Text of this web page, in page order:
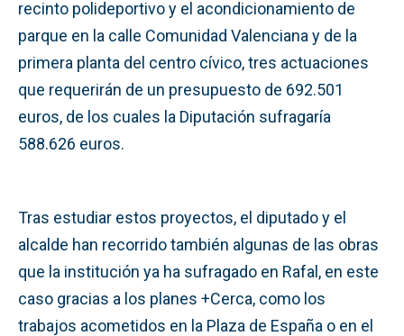
recinto polideportivo y el acondicionamiento de
parque en la calle Comunidad Valenciana y de la
primera planta del centro cívico, tres actuaciones
que requerirán de un presupuesto de 692.501
euros, de los cuales la Diputación sufragaría
588.626 euros.
Tras estudiar estos proyectos, el diputado y el
alcalde han recorrido también algunas de las obras
que la institución ya ha sufragado en Rafal, en este
caso gracias a los planes +Cerca, como los
trabajos acometidos en la Plaza de España o en el